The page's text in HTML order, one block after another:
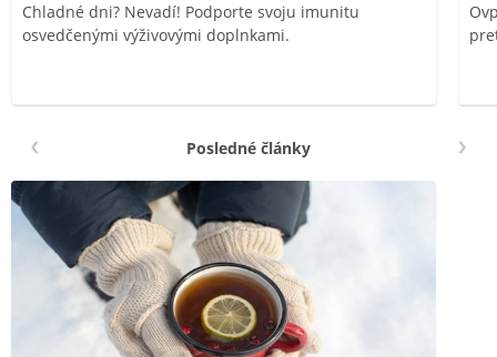
Chladné dni? Nevadí! Podporte svoju imunitu
osvedčenými výživovými doplnkami.
Posledné články